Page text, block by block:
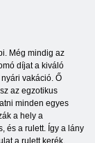
Még mindig az
díjat a kiváló
vakáció. Ő
az egzotikus
minden egyes
a hely a
és a rulett. Így a lány